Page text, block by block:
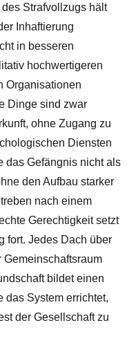
Strafvollzugs hält
Inhaftierung
in besseren
hochwertigeren
Organisationen
Dinge sind zwar
ohne Zugang zu
Diensten
das Gefängnis nicht als
den Aufbau starker
nach einem
Gerechtigkeit setzt
fort. Jedes Dach über
bildet einen
das System errichtet,
der Gesellschaft zu